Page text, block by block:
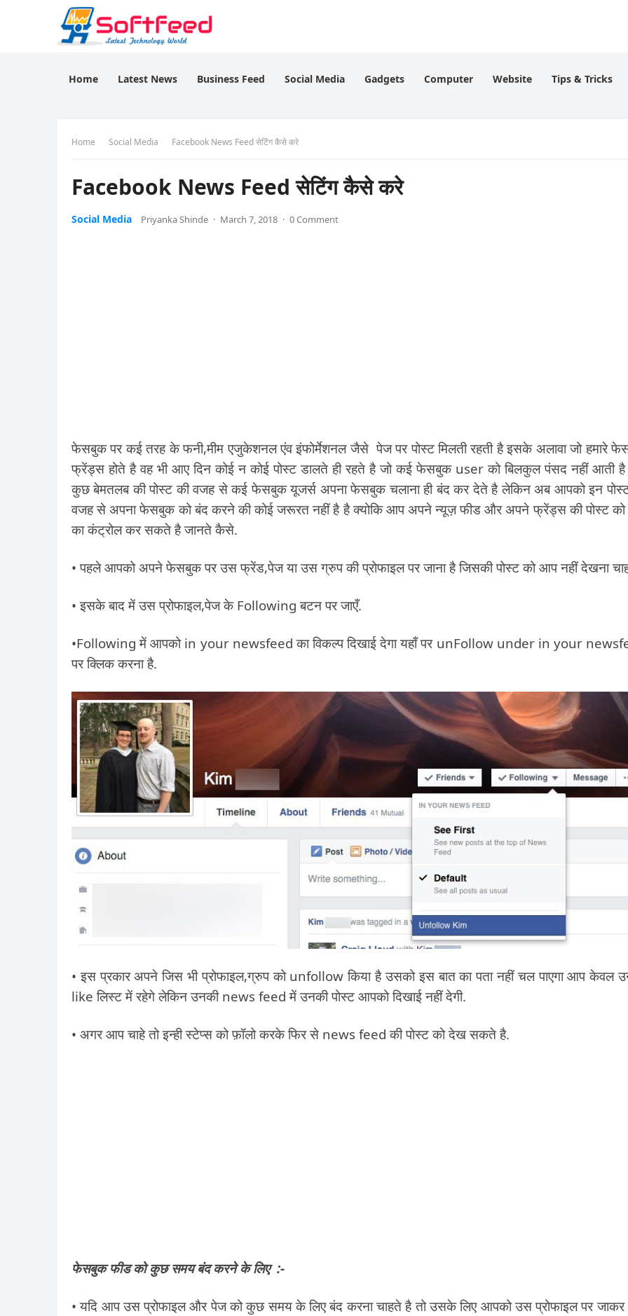
Home Latest News Business Feed Social Media Gadgets Computer Website Tips & Tricks
Home Social Media Facebook News Feed सेटिंग कैसे करे
Facebook News Feed सेटिंग कैसे करे
Social Media Priyanka Shinde · March 7, 2018 · 0 Comment
फेसबुक पर कई तरह के फनी,मीम एजुकेशनल एंव इंफोर्मेशनल जैसे पेज पर पोस्ट मिलती रहती है इसके अलावा जो हमारे
फ्रेंड्स होते है वह भी आए दिन कोई न कोई पोस्ट डालते ही रहते है जो कई फेसबुक user को बिलकुल पंसद नहीं आती है
कुछ बेमतलब की पोस्ट की वजह से कई फेसबुक यूजर्स अपना फेसबुक चलाना ही बंद कर देते है लेकिन अब आपको इन
वजह से अपना फेसबुक को बंद करने की कोई जरूरत नहीं है है क्योकि आप अपने न्यूज़ फीड और अपने फ्रेंड्स की पोस्ट
का कंट्रोल कर सकते है जानते कैसे.
• पहले आपको अपने फेसबुक पर उस फ्रेंड,पेज या उस ग्रुप की प्रोफाइल पर जाना है जिसकी पोस्ट को आप नहीं देखना
• इसके बाद में उस प्रोफाइल,पेज के Following बटन पर जाएँ.
•Following में आपको in your newsfeed का विकल्प दिखाई देगा यहाँ पर unFollow under in your
पर क्लिक करना है.
• इस प्रकार अपने जिस भी प्रोफाइल,ग्रुप को unfollow किया है उसको इस बात का पता नहीं चल पाएगा आप केवल
like लिस्ट में रहेगे लेकिन उनकी news feed में उनकी पोस्ट आपको दिखाई नहीं देगी.
• अगर आप चाहे तो इन्ही स्टेप्स को फ़ॉलो करके फिर से news feed की पोस्ट को देख सकते है.
फेसबुक फीड को कुछ समय बंद करने के लिए :-
• यदि आप उस प्रोफाइल और पेज को कुछ समय के लिए बंद करना चाहते है तो उसके लिए आपको उस प्रोफाइल पर जाकर